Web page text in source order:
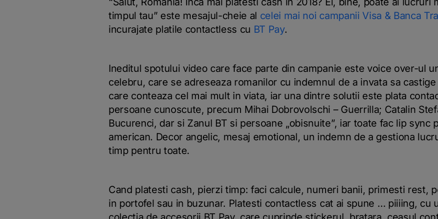
timpul tau” este mesajul-cheie al celei mai noi campanii Visa & Banca
incurajate platile contactless cu BT Pay.
Ineditul spotului video care face parte din campanie este voice over-ul
celebru, care se adreseaza romanilor cu indemnul de a invata sa
care conteaza cel mai mult in viata, iar una dintre solutii este plata
persoane cunoscute, precum Mihai Dobrovolschi – Guerrilla; Catalin
Bucurenci, dar si Zanul BT si persoane „obisnuite”, iar toate fac lip sync
american. Decor angelic, mesaj emotional, un indemn de a gestiona
timp pentru toate.
Cand platesti cash, pierzi timp: faci calcule, numeri banii, primesti rest,
in portofel sau in buzunar. Platesti contactless cat ai spune … piiiing, cu